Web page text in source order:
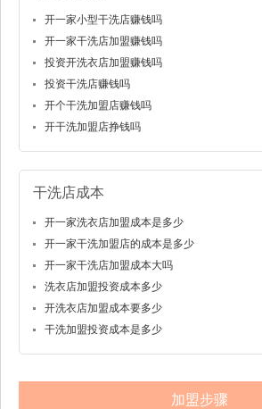
开一家小型干洗店赚钱吗
开一家干洗店加盟赚钱吗
投资开洗衣店加盟赚钱吗
投资干洗店赚钱吗
开个干洗加盟店赚钱吗
开干洗加盟店挣钱吗
干洗店成本
开一家洗衣店加盟成本是多少
开一家干洗加盟店的成本是多少
开一家干洗店加盟成本大吗
洗衣店加盟投资成本多少
开洗衣店加盟成本要多少
干洗加盟投资成本是多少
加盟步骤